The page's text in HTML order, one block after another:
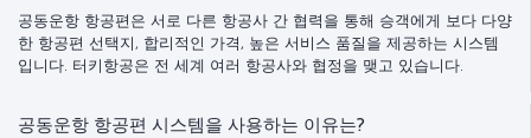
공동운항 항공편은 서로 다른 항공사 간 협력을 통해 승객에게 보다 다양
한 항공편 선택지, 합리적인 가격, 높은 서비스 품질을 제공하는 시스템
입니다. 터키항공은 전 세계 여러 항공사와 협정을 맺고 있습니다.
공동운항 항공편 시스템을 사용하는 이유는?